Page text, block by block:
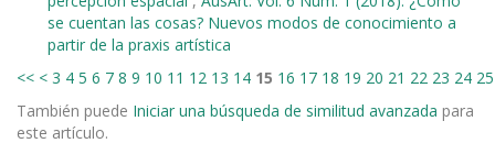
se cuentan las cosas? Nuevos modos de conocimiento a
partir de la praxis artística
<< < 3 4 5 6 7 8 9 10 11 12 13 14 15 16 17 18 19 20 21 22 23 24 25
También puede Iniciar una búsqueda de similitud avanzada para
este artículo.